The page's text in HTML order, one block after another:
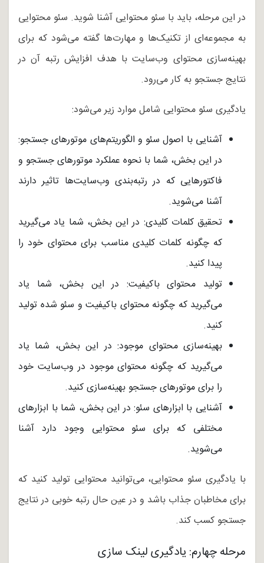
در این مرحله، باید با سئو محتوایی آشنا شوید. سئو محتوایی
به مجموعه‌ای از تکنیک‌ها و مهارت‌ها گفته می‌شود که برای
بهینه‌سازی محتوای وب‌سایت با هدف افزایش رتبه آن در
نتایج جستجو به کار می‌رود.
یادگیری سئو محتوایی شامل موارد زیر می‌شود:
آشنایی با اصول سئو و الگوریتم‌های موتورهای جستجو:
در این بخش، شما با نحوه عملکرد موتورهای جستجو و
فاکتورهایی که در رتبه‌بندی وب‌سایت‌ها تاثیر دارند
آشنا می‌شوید.
تحقیق کلمات کلیدی: در این بخش، شما یاد می‌گیرید
که چگونه کلمات کلیدی مناسب برای محتوای خود را
پیدا کنید.
تولید محتوای باکیفیت: در این بخش، شما یاد
می‌گیرید که چگونه محتوای باکیفیت و سئو شده تولید
کنید.
بهینه‌سازی محتوای موجود: در این بخش، شما یاد
می‌گیرید که چگونه محتوای موجود در وب‌سایت خود
را برای موتورهای جستجو بهینه‌سازی کنید.
آشنایی با ابزارهای سئو: در این بخش، شما با ابزارهای
مختلفی که برای سئو محتوایی وجود دارد آشنا
می‌شوید.
با یادگیری سئو محتوایی، می‌توانید محتوایی تولید کنید که
برای مخاطبان جذاب باشد و در عین حال رتبه خوبی در نتایج
جستجو کسب کند.
مرحله چهارم: یادگیری لینک سازی